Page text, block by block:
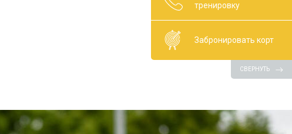
тренировку
Забронировать корт
СВЕРНУТЬ